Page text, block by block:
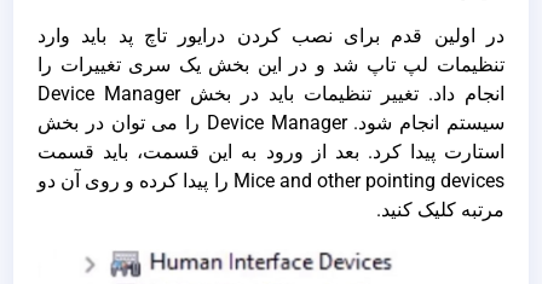
در اولین قدم برای نصب کردن درایور تاچ پد باید وارد
تنظیمات لپ تاپ شد و در این بخش یک سری تغییرات را
انجام داد. تغییر تنظیمات باید در بخش Device Manager
سیستم انجام شود. Device Manager را می توان در بخش
استارت پیدا کرد. بعد از ورود به این قسمت، باید قسمت
Mice and other pointing devices را پیدا کرده و روی آن دو
مرتبه کلیک کنید.